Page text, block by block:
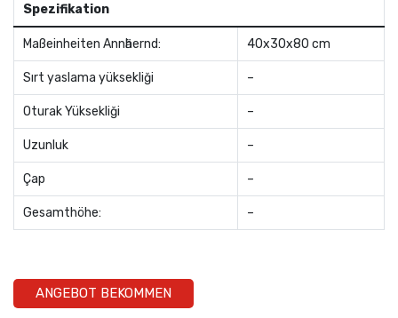
Spezifikation
Maßeinheiten Annӓhernd: 40x30x80 cm
Sırt yaslama yüksekliği –
Oturak Yüksekliği –
Uzunluk –
Çap –
Gesamthöhe: –
ANGEBOT BEKOMMEN